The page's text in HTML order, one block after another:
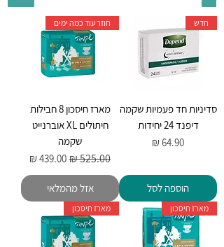
חדש
סדיניות חד פעמיות שקמה
דיפנד 24 יחידות
מחיר
הוספה לסל
חוזר עוד כמה ימים
מארז חיסכון 8 חבילות
חיתולים XL אוברנייט
שקמה
מחיר רגיל מחיר מבצע
אזל מהמלאי
מארז חיסכון מארז חיסכון